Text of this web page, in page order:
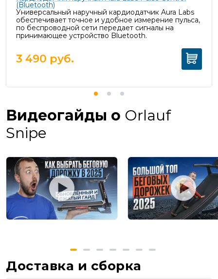
(Bluetooth)
Универсальный наручный кардиодатчик Aura Labs
обеспечивает точное и удобное измерение пульса,
по беспроводной сети передает сигналы на
принимающее устройство Bluetooth.
3 490 руб.
Видеогайды о Orlauf
Snipe
Доставка и сборка